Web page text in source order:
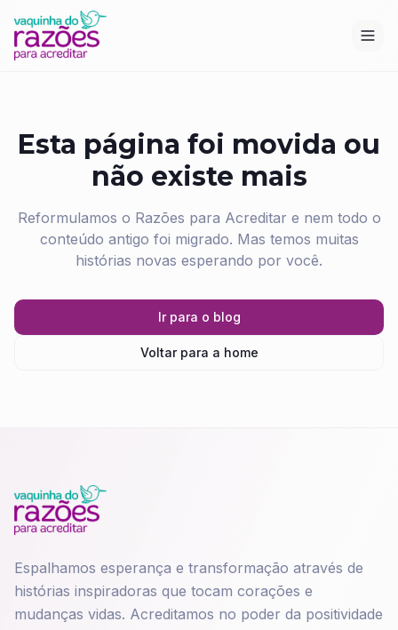
Esta página foi movida ou
não existe mais
Reformulamos o Razões para Acreditar e nem todo o
conteúdo antigo foi migrado. Mas temos muitas
histórias novas esperando por você.
Ir para o blog
Voltar para a home
Espalhamos esperança e transformação através de
histórias inspiradoras que tocam corações e
mudanças vidas. Acreditamos no poder da positividade